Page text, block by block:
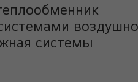
системы